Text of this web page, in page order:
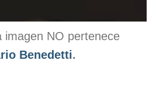
imagen NO pertenece
Benedetti.